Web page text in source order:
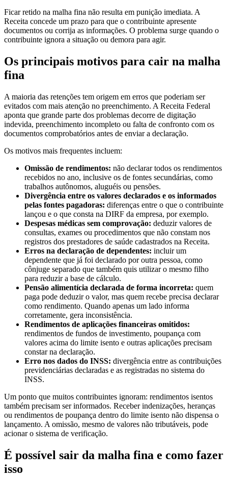
Ficar retido na malha fina não resulta em punição imediata. A
Receita concede um prazo para que o contribuinte apresente
documentos ou corrija as informações. O problema surge quando o
contribuinte ignora a situação ou demora para agir.
Os principais motivos para cair na malha
fina
A maioria das retenções tem origem em erros que poderiam ser
evitados com mais atenção no preenchimento. A Receita Federal
aponta que grande parte dos problemas decorre de digitação
indevida, preenchimento incompleto ou falta de confronto com os
documentos comprobatórios antes de enviar a declaração.
Os motivos mais frequentes incluem:
Omissão de rendimentos: não declarar todos os rendimentos
recebidos no ano, inclusive os de fontes secundárias, como
trabalhos autônomos, aluguéis ou pensões.
Divergência entre os valores declarados e os informados
pelas fontes pagadoras: diferenças entre o que o contribuinte
lançou e o que consta na DIRF da empresa, por exemplo.
Despesas médicas sem comprovação: deduzir valores de
consultas, exames ou procedimentos que não constam nos
registros dos prestadores de saúde cadastrados na Receita.
Erros na declaração de dependentes: incluir um
dependente que já foi declarado por outra pessoa, como
cônjuge separado que também quis utilizar o mesmo filho
para reduzir a base de cálculo.
Pensão alimentícia declarada de forma incorreta: quem
paga pode deduzir o valor, mas quem recebe precisa declarar
como rendimento. Quando apenas um lado informa
corretamente, gera inconsistência.
Rendimentos de aplicações financeiras omitidos:
rendimentos de fundos de investimento, poupança com
valores acima do limite isento e outras aplicações precisam
constar na declaração.
Erro nos dados do INSS: divergência entre as contribuições
previdenciárias declaradas e as registradas no sistema do
INSS.
Um ponto que muitos contribuintes ignoram: rendimentos isentos
também precisam ser informados. Receber indenizações, heranças
ou rendimentos de poupança dentro do limite isento não dispensa o
lançamento. A omissão, mesmo de valores não tributáveis, pode
acionar o sistema de verificação.
É possível sair da malha fina e como fazer
isso